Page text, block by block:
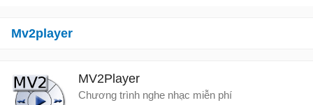
Mv2player
MV2Player
Chương trình nghe nhạc miễn phí